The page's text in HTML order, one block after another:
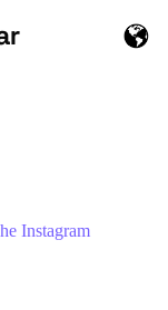
Instagram